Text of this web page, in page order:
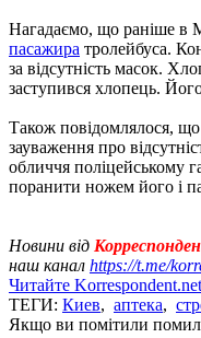
Нагадаємо, що раніше в
пасажира тролейбуса.
за відсутність масок.
заступився хлопець.
Також повідомлялося, що
зауваження про
обличчя поліцейському
поранити ножем його і
Новини від
наш канал https://t.me/
Читайте
ТЕГИ: Киев, аптека,
Якщо ви помітили